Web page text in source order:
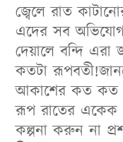
জ্বেলে রাত
এদের সব অভিযোগ
দেয়ালে বন্দি
কতটা
আকাশের কত কত
রূপ রাতের একেক
কল্পনা করুন না